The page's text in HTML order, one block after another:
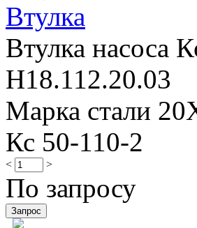
Втулка
Втулка насоса
Н18.112.20.03
Марка стали
Кс 50-110-2
< >
По запросу